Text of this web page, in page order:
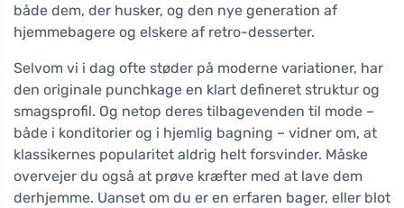
både dem, der husker, og den nye generation af
hjemmebagere og elskere af retro-desserter.
Selvom vi i dag ofte støder på moderne variationer, har
den originale punchkage en klart defineret struktur og
smagsprofil. Og netop deres tilbagevenden til mode –
både i konditorier og i hjemlig bagning – vidner om, at
klassikernes popularitet aldrig helt forsvinder. Måske
overvejer du også at prøve kræfter med at lave dem
derhjemme. Uanset om du er en erfaren bager, eller blot